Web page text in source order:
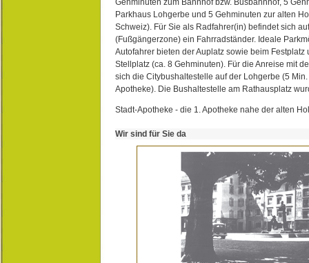
Parkhaus Lohgerbe und 5 Gehminuten zur alten
Schweiz). Für Sie als Radfahrer(in) befindet sich
(Fußgängerzone) ein Fahrradständer. Ideale
Autofahrer bieten der Auplatz sowie beim Festplatz
Stellplatz (ca. 8 Gehminuten). Für die Anreise mit
sich die Citybushaltestelle auf der Lohgerbe (5
Apotheke). Die Bushaltestelle am Rathausplatz
Stadt-Apotheke - die 1. Apotheke nahe der alten
Wir sind für Sie da